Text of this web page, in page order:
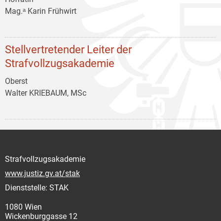
Mag.ᵃ Karin Frühwirt
Stellvertretender Leiter der
Strafvollzugsakademie
Oberst
Walter KRIEBAUM, MSc
Strafvollzugsakademie
www.justiz.gv.at/stak
Dienststelle: STAK
1080 Wien
Wickenburggasse 12